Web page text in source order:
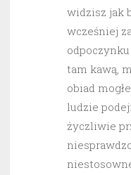
widzisz jak
wcześniej
tam kawą,
obiad
ludzie
życzliwie